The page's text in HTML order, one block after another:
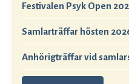
Festivalen Psyk Open
Samlarträffar hösten
Anhörigträffar vid